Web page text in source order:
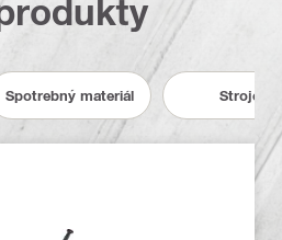
Spotrebný materiál Stroje